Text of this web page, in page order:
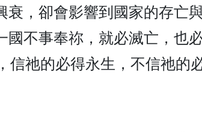
，卻會影響到國家的存亡
不事奉祢，就必滅亡，也
祂的必得永生，不信祂的